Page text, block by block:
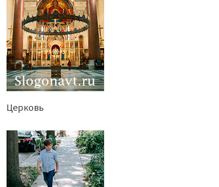
Церковь